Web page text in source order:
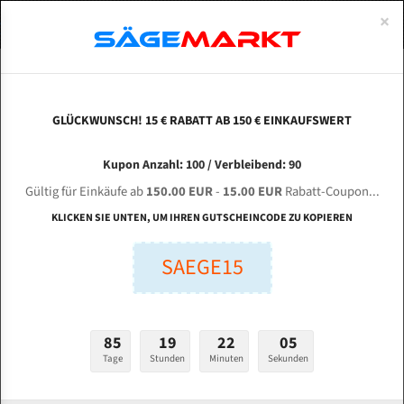
MAXMEN Metal Sawing LX - 300 DC für 4100 mm
Bi-Metall Bandsägeblätter
Länge (mm):
Stärken + Zahnteilung:
mm
ABOUTS
ENGLISH
Bi-Metall Meterware
Fleischerei Bandsägeblätter
Bandmesser Glatt Meterware
Konvex Meterware
×
GLÜCKWUNSCH! 15 € RABATT AB 150 € EINKAUFSWERT
Kupon Anzahl: 100 / Verbleibend: 90
Gültig für Einkäufe ab150.00 EUR- 15.00 EURRabatt-Coupon...
KLICKEN SIE UNTEN, UM IHREN GUTSCHEINCODE ZU KOPIEREN
SAEGE15
85
Tage
19
Stunden
22
Minuten
04
Sekunden